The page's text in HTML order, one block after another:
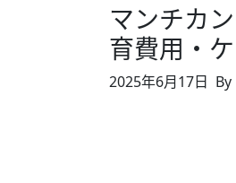
マンチカ
育費用・
2025年6月17日